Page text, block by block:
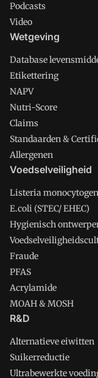
Podcasts
Video
Wetgeving
Database
Etikettering
NAPV
Nutri-Score
Claims
Standaarden &
Allergenen
Voedselveiligheid
Listeria
E.coli (STEC/ EHEC)
Hygienisch
Fraude
PFAS
Acrylamide
MOAH & MOSH
R&D
Alternatieve eiwitten
Suikerreductie
Ultrabewerkte